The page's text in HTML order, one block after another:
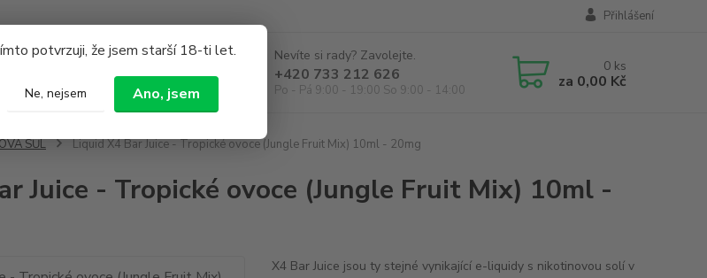
potvrzuji, že jsem starší 18-ti let.
Ne, nejsem Ano, jsem
Přihlášení
Hledat
Nevíte si rady? Zavolejte.
+420 733 212 626
Po - Pá 9:00 - 19:00 So 9:00 - 14:00
0 ks
za 0,00 Kč
SŮL Liquid X4 Bar Juice - Tropické ovoce (Jungle Fruit Mix) 10ml - 20mg
Juice - Tropické ovoce (Jungle Fruit Mix) 10ml -
X4 Bar Juice jsou ty stejné vynikající e-liquidy s nikotinovou solí v